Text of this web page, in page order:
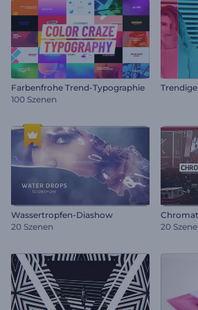
Farbenfrohe Trend-Typographie
100 Szenen
Wassertropfen-Diashow
20 Szenen
20